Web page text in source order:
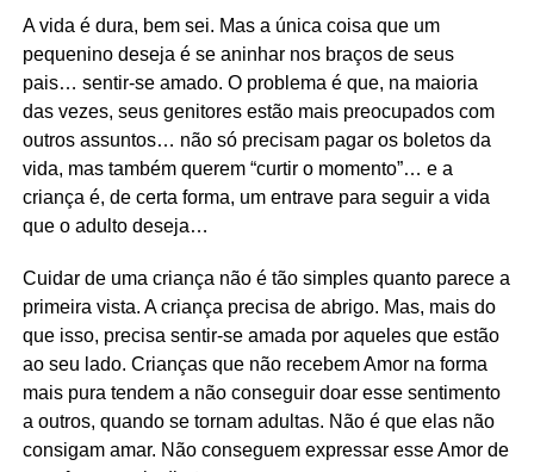
A vida é dura, bem sei. Mas a única coisa que um
pequenino deseja é se aninhar nos braços de seus
pais… sentir-se amado. O problema é que, na maioria
das vezes, seus genitores estão mais preocupados com
outros assuntos… não só precisam pagar os boletos da
vida, mas também querem “curtir o momento”… e a
criança é, de certa forma, um entrave para seguir a vida
que o adulto deseja…
Cuidar de uma criança não é tão simples quanto parece a
primeira vista. A criança precisa de abrigo. Mas, mais do
que isso, precisa sentir-se amada por aqueles que estão
ao seu lado. Crianças que não recebem Amor na forma
mais pura tendem a não conseguir doar esse sentimento
a outros, quando se tornam adultas. Não é que elas não
consigam amar. Não conseguem expressar esse Amor de